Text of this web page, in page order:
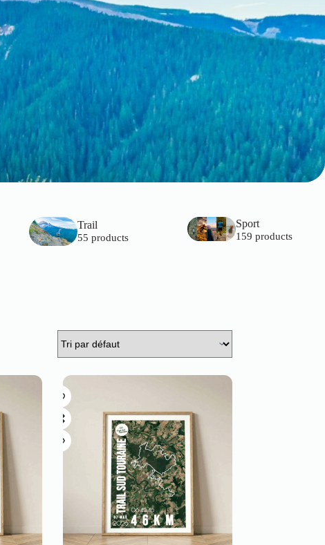
Trail
55 products
Sport
159 products